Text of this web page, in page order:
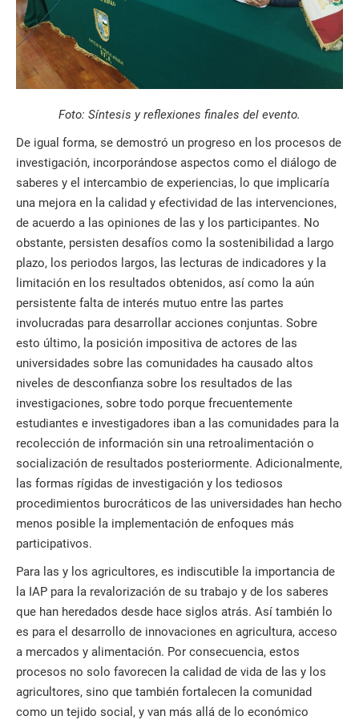
Foto: Síntesis y reflexiones finales del evento.
De igual forma, se demostró un progreso en los procesos de
investigación, incorporándose aspectos como el diálogo de
saberes y el intercambio de experiencias, lo que implicaría
una mejora en la calidad y efectividad de las intervenciones,
de acuerdo a las opiniones de las y los participantes. No
obstante, persisten desafíos como la sostenibilidad a largo
plazo, los periodos largos, las lecturas de indicadores y la
limitación en los resultados obtenidos, así como la aún
persistente falta de interés mutuo entre las partes
involucradas para desarrollar acciones conjuntas. Sobre
esto último, la posición impositiva de actores de las
universidades sobre las comunidades ha causado altos
niveles de desconfianza sobre los resultados de las
investigaciones, sobre todo porque frecuentemente
estudiantes e investigadores iban a las comunidades para la
recolección de información sin una retroalimentación o
socialización de resultados posteriormente. Adicionalmente,
las formas rígidas de investigación y los tediosos
procedimientos burocráticos de las universidades han hecho
menos posible la implementación de enfoques más
participativos.
Para las y los agricultores, es indiscutible la importancia de
la IAP para la revalorización de su trabajo y de los saberes
que han heredados desde hace siglos atrás. Así también lo
es para el desarrollo de innovaciones en agricultura, acceso
a mercados y alimentación. Por consecuencia, estos
procesos no solo favorecen la calidad de vida de las y los
agricultores, sino que también fortalecen la comunidad
como un tejido social, y van más allá de lo económico